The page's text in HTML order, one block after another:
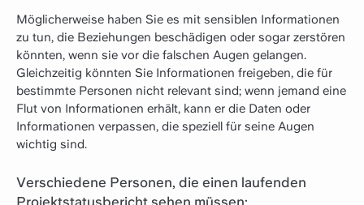
Möglicherweise haben Sie es mit sensiblen Informationen
zu tun, die Beziehungen beschädigen oder sogar zerstören
könnten, wenn sie vor die falschen Augen gelangen.
Gleichzeitig könnten Sie Informationen freigeben, die für
bestimmte Personen nicht relevant sind; wenn jemand eine
Flut von Informationen erhält, kann er die Daten oder
Informationen verpassen, die speziell für seine Augen
wichtig sind.
Verschiedene Personen, die einen laufenden
Projektstatusbericht sehen müssen: